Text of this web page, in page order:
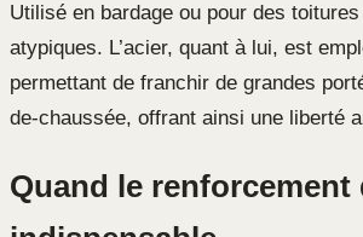
Utilisé en bardage ou pour des
atypiques. L’acier, quant à lui, est
permettant de franchir de grandes
de-chaussée, offrant ainsi une liberté
Quand le